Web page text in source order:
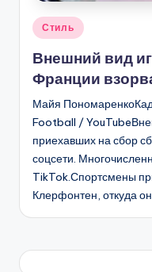
Опубликовано
Стиль
Внешний вид
Франции
Майя
Football /
приехавших на сбор
соцсети.
TikTok.Спортсмены
Клерфонтен, откуда